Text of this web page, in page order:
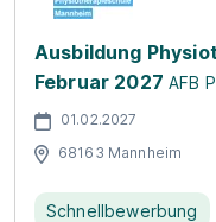
Ausbildung
Februar 2027 AFB
01.02.2027
68163 Mannheim
Schnellbewerbung